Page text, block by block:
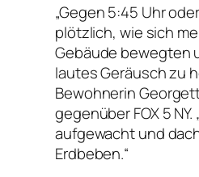
„Gegen 5:45 Uhr
plötzlich, wie sich
Gebäude bewegten
lautes Geräusch zu
Bewohnerin
gegenüber FOX 5 NY.
aufgewacht und
Erdbeben.“